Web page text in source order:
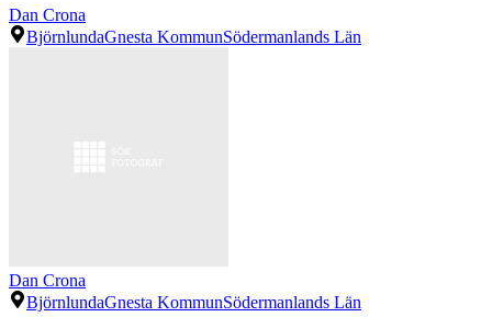
Dan Crona
BjörnlundaGnesta KommunSödermanlands Län
Dan Crona
BjörnlundaGnesta KommunSödermanlands Län